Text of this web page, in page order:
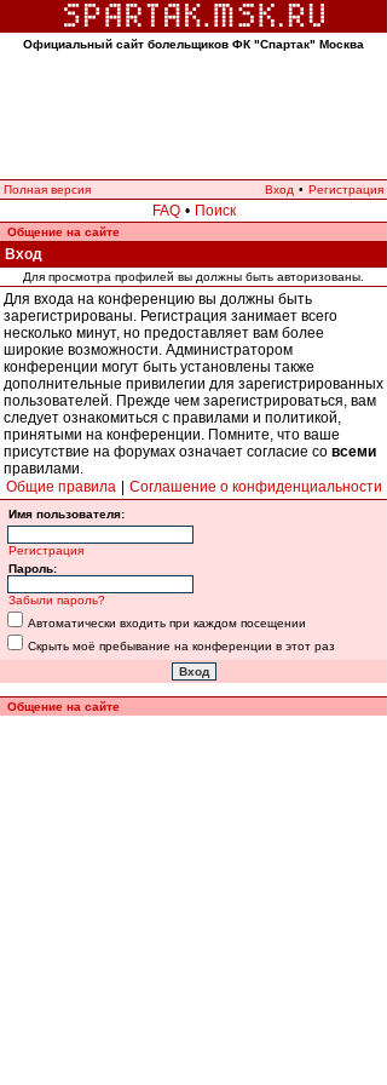
Официальный сайт болельщиков ФК "Спартак" Москва
Полная версия Вход • Регистрация
FAQ • Поиск
Общение на сайте
Вход
Для просмотра профилей вы должны быть авторизованы.
Для входа на конференцию вы должны быть
зарегистрированы. Регистрация занимает всего
несколько минут, но предоставляет вам более
широкие возможности. Администратором
конференции могут быть установлены также
дополнительные привилегии для зарегистрированных
пользователей. Прежде чем зарегистрироваться, вам
следует ознакомиться с правилами и политикой,
принятыми на конференции. Помните, что ваше
присутствие на форумах означает согласие со всеми
правилами.
Общие правила
Соглашение о конфиденциальности
Имя пользователя:
Регистрация
Пароль:
Забыли пароль?
Автоматически входить при каждом посещении
Скрыть моё пребывание на конференции в этот раз
Общение на сайте